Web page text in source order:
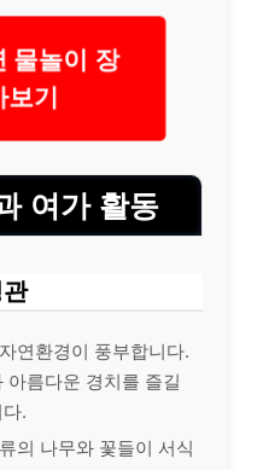
물놀이 장
보기
여가 활동
연환경이 풍부합니다.
아름다운 경치를 즐길
.
의 나무와 꽃들이 서식